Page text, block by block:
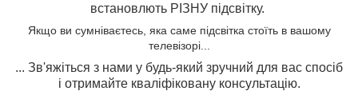
встановлють РІЗНУ підсвітку.
Якщо ви сумніваєтесь, яка саме підсвітка стоїть в вашому
телевізорі...
... Зв'яжіться з нами у будь-який зручний для вас спосіб
і отримайте кваліфіковану консультацію.